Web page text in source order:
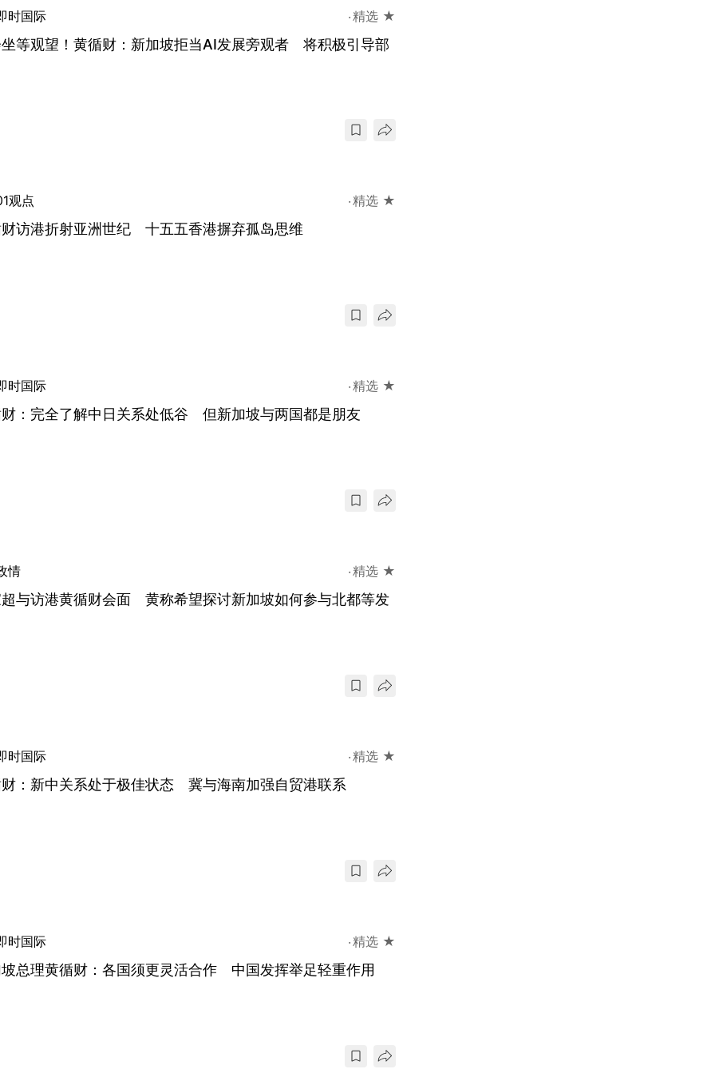
时国际 精选 ★
等观望！黄循财：新加坡拒当AI发展旁观者 将积极引导部
观点 精选 ★
访港折射亚洲世纪 十五五香港摒弃孤岛思维
时国际 精选 ★
：完全了解中日关系处低谷 但新加坡与两国都是朋友
情 精选 ★
与访港黄循财会面 黄称希望探讨新加坡如何参与北都等发
时国际 精选 ★
：新中关系处于极佳状态 冀与海南加强自贸港联系
时国际 精选 ★
总理黄循财：各国须更灵活合作 中国发挥举足轻重作用